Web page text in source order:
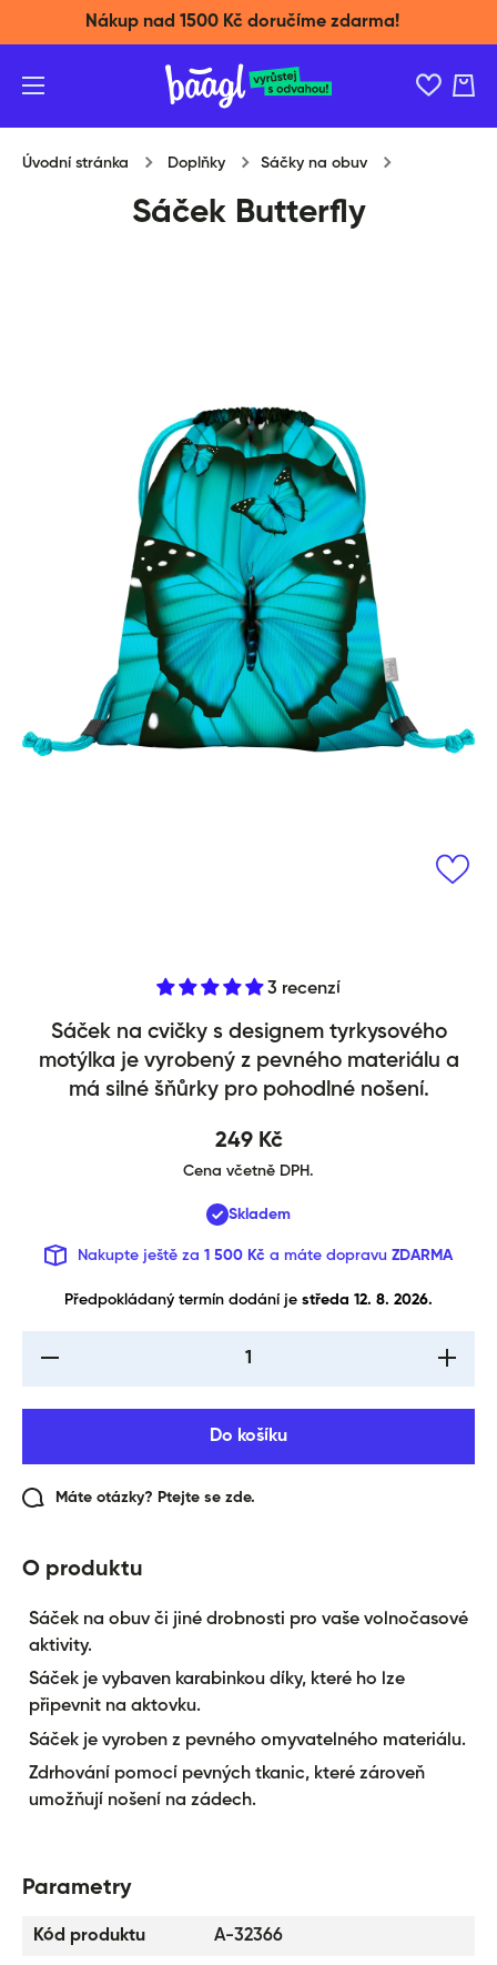
Přeskočit na obsah
Nákup nad 1500 Kč doručíme zdarma!
Košík
Úvodní stránka Doplňky Sáčky na obuv
Sáček Butterfly
Sáček Butterfly
3 recenzí
Sáček na cvičky s designem tyrkysového
motýlka je vyrobený z pevného materiálu a
má silné šňůrky pro pohodlné nošení.
249 Kč
Cena včetně DPH.
Skladem
Nakupte ještě za 1 500 Kč a máte dopravu ZDARMA
Předpokládaný termín dodání je středa 12. 8. 2026.
I18n Error: Missing
I18n
Do košíku
Máte otázky? Ptejte se zde.
O produktu
Sáček na obuv či jiné drobnosti pro vaše volnočasové
aktivity.
Sáček je vybaven karabinkou díky, které ho lze
připevnit na aktovku.
Sáček je vyroben z pevného omyvatelného materiálu.
Zdrhování pomocí pevných tkanic, které zároveň
umožňují nošení na zádech.
Parametry
Kód produktu A-32366